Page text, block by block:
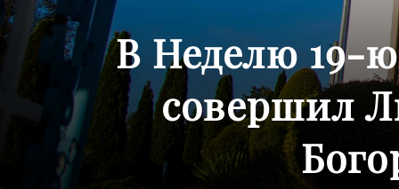
В Неделю 19-
совершил